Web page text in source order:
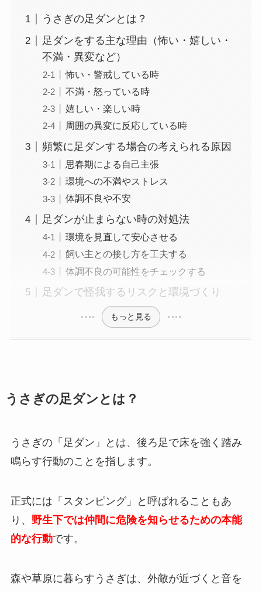
うさぎの足ダンとは？
足ダンをする主な理由（怖い・嬉しい・
不満・異変など）
怖い・警戒している時
不満・怒っている時
嬉しい・楽しい時
周囲の異変に反応している時
頻繁に足ダンする場合の考えられる原因
思春期による自己主張
環境への不満やストレス
体調不良や不安
足ダンが止まらない時の対処法
環境を見直して安心させる
飼い主との接し方を工夫する
体調不良の可能性をチェックする
足ダンで怪我するリスクと環境づくり
もっと見る
うさぎの足ダンとは？
うさぎの「足ダン」とは、後ろ足で床を強く踏み
鳴らす行動のことを指します。
正式には「スタンピング」と呼ばれることもあ
り、 野生下では仲間に危険を知らせるための本能
的な行動です。
森や草原に暮らすうさぎは、外敵が近づくと音を